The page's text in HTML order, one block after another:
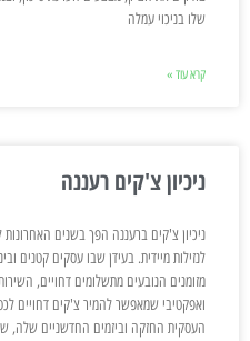
שלו בניכוי עמלה
קרא עוד »
ניכיון צ'קים רעננה
ניכיון צ'קים ברעננה הפך בשנים האחרונות
לנזילות מיידית. בעידן שבו עסקים קטנים
מזומנים הנובעים מתשלומים דחויים,
ואפקטיבי שמאפשר להמיר צ'קים דחויים
העסקית החזקה וביזמים החדשניים שלה,